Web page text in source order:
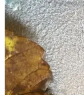
Es
Zurück
0
Warenkorb